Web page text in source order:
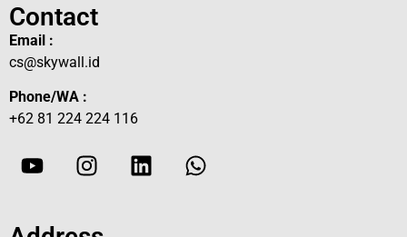
Contact
Email :
cs@skywall.id
Phone/WA :
+62 81 224 224 116